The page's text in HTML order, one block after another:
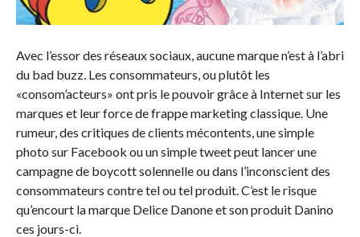
Avec l’essor des réseaux sociaux, aucune marque n’est à l’abri
du bad buzz. Les consommateurs, ou plutôt les
«consom’acteurs» ont pris le pouvoir grâce à Internet sur les
marques et leur force de frappe marketing classique. Une
rumeur, des critiques de clients mécontents, une simple
photo sur Facebook ou un simple tweet peut lancer une
campagne de boycott solennelle ou dans l’inconscient des
consommateurs contre tel ou tel produit. C’est le risque
qu’encourt la marque Delice Danone et son produit Danino
ces jours-ci.